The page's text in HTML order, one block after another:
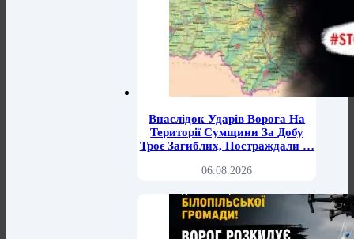
Внаслідок Ударів Ворога На
Території Сумщини За Добу
Троє Загиблих, Постраждали …
06.08.2026